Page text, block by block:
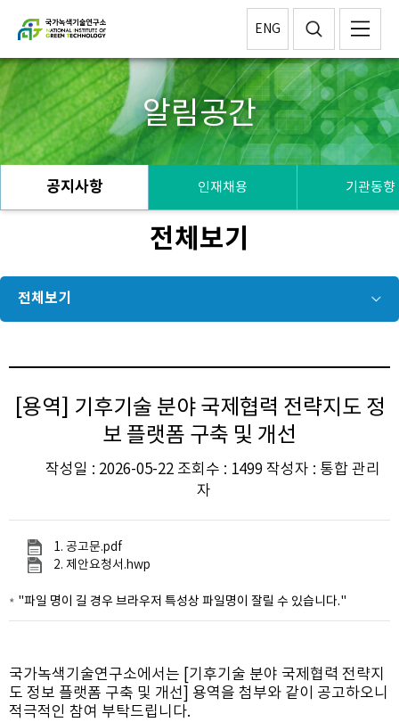
ENG
알림공간
공지사항 인재채용 기관동향
전체보기
전체보기
[용역] 기후기술 분야 국제협력 전략지도 정
보 플랫폼 구축 및 개선
작성일 : 2026-05-22 조회수 : 1499 작성자 : 통합 관리
자
1. 공고문.pdf
2. 제안요청서.hwp
"파일 명이 길 경우 브라우저 특성상 파일명이 잘릴 수 있습니다."
국가녹색기술연구소에서는 [기후기술 분야 국제협력 전략지
도 정보 플랫폼 구축 및 개선] 용역을 첨부와 같이 공고하오니
적극적인 참여 부탁드립니다.